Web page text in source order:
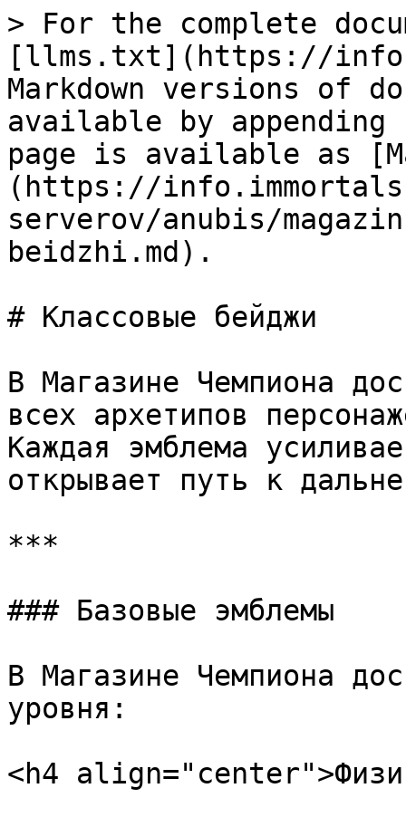
> For the complete
[llms.txt](https://
Markdown versions of
available by
page is available as
(https://
serverov/anubis/
beidzhi.md).
# Классовые бейджи
В Магазине Чемпиона
всех архетипов
Каждая эмблема
открывает путь к
***
### Базовые эмблемы
В Магазине Чемпиона
уровня:
<h4